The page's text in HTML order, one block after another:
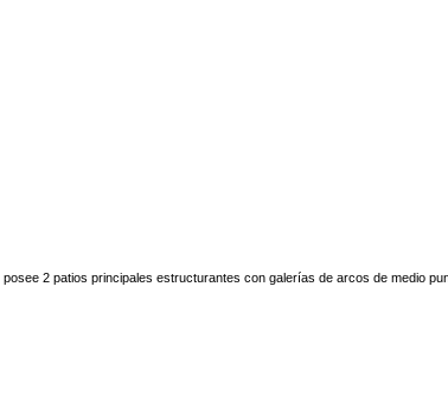
posee 2 patios principales estructurantes con galerías de arcos de medio